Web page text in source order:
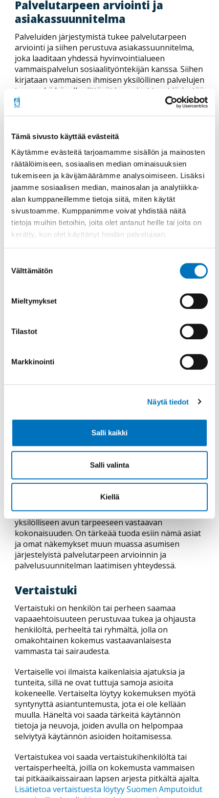
Tämä sivusto käyttää evästeitä
Käytämme evästeitä tarjoamamme sisällön ja mainosten
räätälöimiseen, sosiaalisen median ominaisuuksien
tukemiseen ja kävijämäärämme analysoimiseen. Lisäksi
jaamme sosiaalisen median, mainosalan ja analytiikka-
alan kumppaneillemme tietoja siitä, miten käytät
sivustoamme. Kumppanimme voivat yhdistää näitä
tietoja muihin tietoihin, joita olet antanut heille tai joita on
kerätty, kun olet käyttänyt heidän palvelujaan.
valinta
Välttämätön
Mieltymykset
Tilastot
Markkinointi
Näytä tiedot
Salli kaikki
Salli valinta
Kiellä
Palvelutarpeen arviointi ja
asiakassuunnitelma
Palveluiden järjestymistä tukee palvelutarpeen
arviointi ja siihen perustuva asiakassuunnitelma,
joka laaditaan yhdessä hyvinvointialueen
vammaispalvelun sosiaalityöntekijän kanssa. Siihen
kirjataan vammaisen ihmisen yksilöllinen palvelujen
tarve sekä hänelle riittävät ja sopivat tavat järjestää
tarvittava apu kotiin ja kodin ulkopuolelle.
Palveluntarpeen arvioinnissa voi olla mukana myös
toimintakyvyn tuntevia asiantuntijoita.
Asiakassuunnitelma ei ole päätös, vaan sen lisäksi
aina edellytetään, että asiakas hakee palvelut
erikseen. Hakemukseen viranomainen antaa
kirjallisen muutoksenhakukelpoisen
hallintopäätöksen.
Vammaispalvelulakiin perustuvia
itsenäisen asumisen tukimuotoja
henkilö palata takaisin omaan kotiinsa. Usein kotiin
mukaisten asunnon muutostöiden tekemistä.
Vammaispalvelulaki mahdollistaa asumisen tuen,
riippumatta asumismuodosta.
henkilöitä päivittäisissä toiminnoissa kotona ja
yhteiskunnallisen osallistumisen tai sosiaalisen
vuorovaikutuksen
Henkilökohtainen apu - THL
Omaishoidosta ja omaishoidon tuesta lisätietoa
Omaishoitajaliiton sivuilta
Eri palveluvaihtoehdoista voi tarvittaessa yhdistellä
yksilölliseen avun tarpeeseen vastaavan
kokonaisuuden. On tärkeää tuoda esiin nämä asiat
ja omat näkemykset muun muassa asumisen
järjestelyistä palvelutarpeen arvioinnin ja
palvelusuunnitelman laatimisen yhteydessä.
Vertaistuki
Vertaistuki on henkilön tai perheen saamaa
vapaaehtoisuuteen perustuvaa tukea ja ohjausta
henkilöltä, perheeltä tai ryhmältä, jolla on
omakohtainen kokemus vastaavanlaisesta
vammasta tai sairaudesta.
Vertaiselle voi ilmaista kaikenlaisia ajatuksia ja
tunteita, sillä ne ovat tuttuja samoja asioita
kokeneelle. Vertaiselta löytyy kokemuksen myötä
syntynyttä asiantuntemusta, jota ei ole kellään
muulla. Häneltä voi saada tärkeitä käytännön
tietoja ja neuvoja, joiden avulla on helpompaa
selviytyä käytännön asioiden hoitamisessa.
Vertaistukea voi saada vertaistukihenkilöltä tai
vertaisperheeltä, joilla on kokemusta vammaisen
tai pitkäaikaissairaan lapsen arjesta pitkältä ajalta.
Lisätietoa vertaistuesta löytyy Suomen Amputoidut